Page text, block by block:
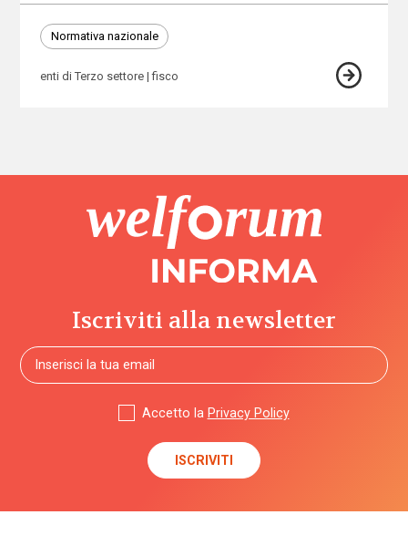
Normativa nazionale
enti di Terzo settore fisco
Iscriviti alla newsletter
Accetto la Privacy Policy